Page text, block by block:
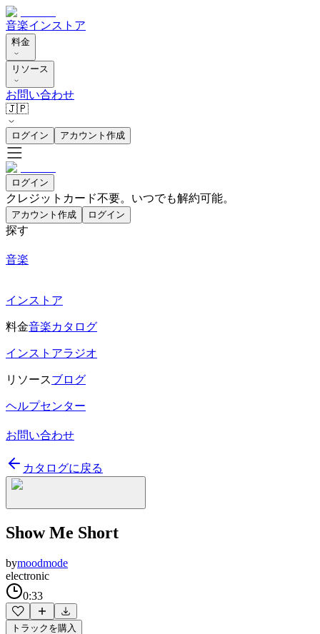
音楽インストア
料金
リソース
お問い合わせ
🇯🇵
ログイン アカウント作成
ログイン
クレジットカード不要。いつでも解約可能。
アカウント作成 ログイン
探す
音楽
インストア
料金音楽カタログ
インストアラジオ
リソースブログ
ヘルプセンター
お問い合わせ
カタログに戻る
Show Me Short
bymoodmode
electronic
0:33
トラックを購入